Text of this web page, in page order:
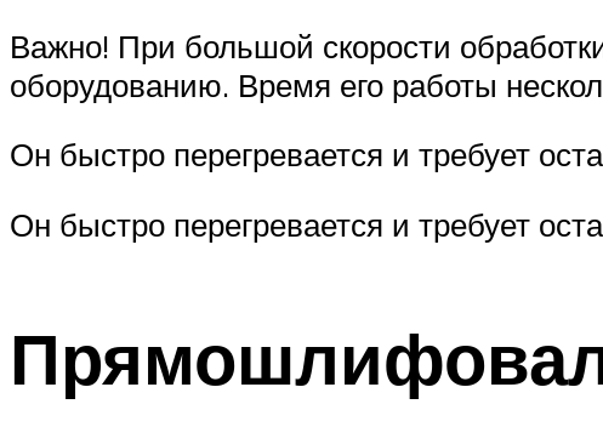
Важно! При большой скорости
оборудованию. Время его работы
Он быстро перегревается и требует
Он быстро перегревается и требует